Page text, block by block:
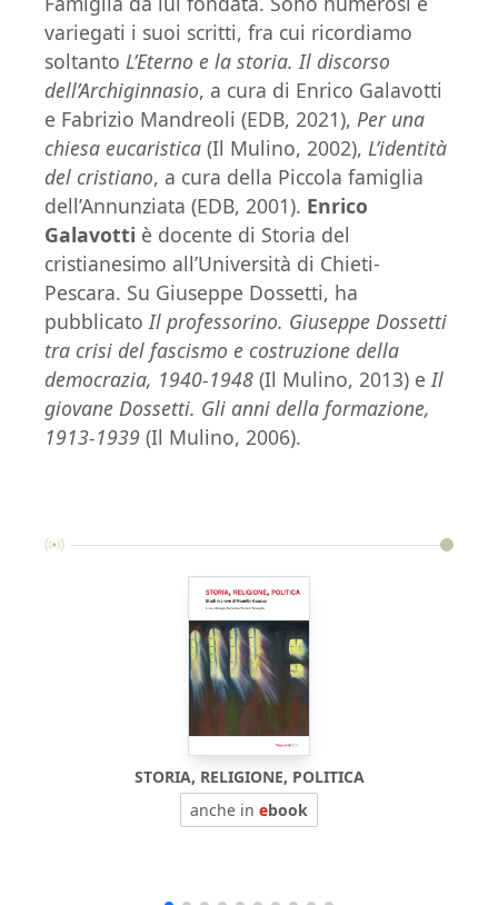
variegati i suoi scritti, fra cui ricordiamo
soltanto L’Eterno e la storia. Il discorso
dell’Archiginnasio, a cura di Enrico Galavotti
e Fabrizio Mandreoli (EDB, 2021), Per una
chiesa eucaristica (Il Mulino, 2002), L’identità
del cristiano, a cura della Piccola famiglia
dell’Annunziata (EDB, 2001). Enrico
Galavotti è docente di Storia del
cristianesimo all’Università di Chieti-
Pescara. Su Giuseppe Dossetti, ha
pubblicatoIl professorino. Giuseppe Dossetti
tra crisi del fascismo e costruzione della
democrazia, 1940-1948 (Il Mulino, 2013) eIl
giovane Dossetti. Gli anni della formazione,
1913-1939 (Il Mulino, 2006).
STORIA, RELIGIONE, POLITICA
anche in ebook